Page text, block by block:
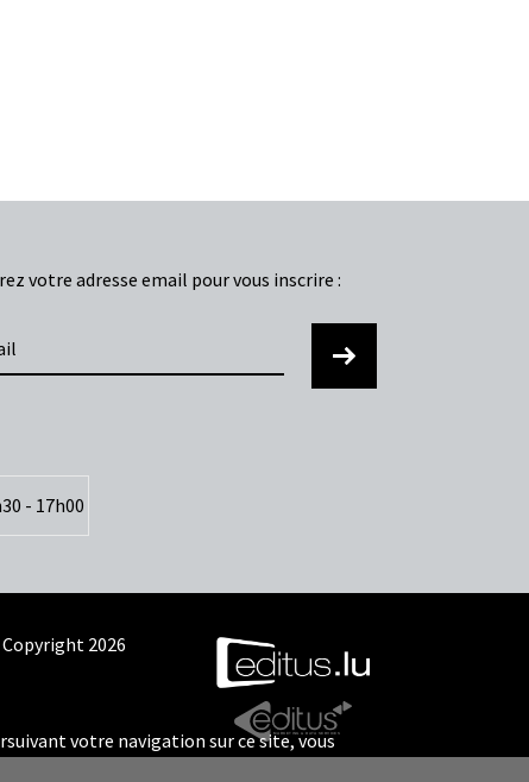
votre adresse email pour vous inscrire :
- 17h00
2026
MARKETING & DATA SERVICES
votre navigation sur ce site, vous